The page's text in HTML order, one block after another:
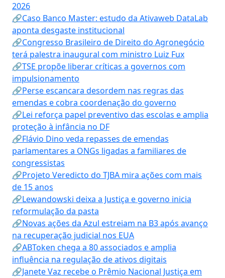
2026
🔗Caso Banco Master: estudo da Ativaweb DataLab
aponta desgaste institucional
🔗Congresso Brasileiro de Direito do Agronegócio
terá palestra inaugural com ministro Luiz Fux
🔗TSE propõe liberar críticas a governos com
impulsionamento
🔗Perse escancara desordem nas regras das
emendas e cobra coordenação do governo
🔗Lei reforça papel preventivo das escolas e amplia
proteção à infância no DF
🔗Flávio Dino veda repasses de emendas
parlamentares a ONGs ligadas a familiares de
congressistas
🔗Projeto Veredicto do TJBA mira ações com mais
de 15 anos
🔗Lewandowski deixa a Justiça e governo inicia
reformulação da pasta
🔗Novas ações da Azul estreiam na B3 após avanço
na recuperação judicial nos EUA
🔗ABToken chega a 80 associados e amplia
influência na regulação de ativos digitais
🔗Janete Vaz recebe o Prêmio Nacional Justiça em